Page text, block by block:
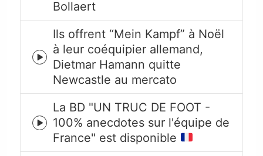
play
icon
Bollaert
Episode
play
icon
Ils offrent “Mein Kampf” à Noël
à leur coéquipier allemand,
Dietmar Hamann quitte
Newcastle au mercato
Episode
play
icon
La BD "UN TRUC DE FOOT -
100% anecdotes sur l'équipe de
France" est disponible